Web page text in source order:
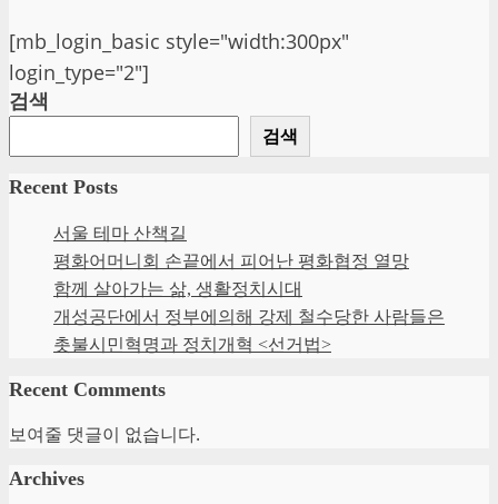
[mb_login_basic style="width:300px"
login_type="2"]
검색
검색
Recent Posts
서울 테마 산책길
평화어머니회 손끝에서 피어난 평화협정 열망
함께 살아가는 삶, 생활정치시대
개성공단에서 정부에의해 강제 철수당한 사람들은
촛불시민혁명과 정치개혁 <선거법>
Recent Comments
보여줄 댓글이 없습니다.
Archives